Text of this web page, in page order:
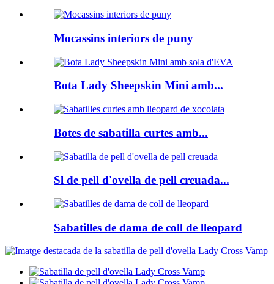
Mocassins interiors de puny
Bota Lady Sheepskin Mini amb...
Botes de sabatilla curtes amb...
Sl de pell d'ovella de pell creuada...
Sabatilles de dama de coll de lleopard